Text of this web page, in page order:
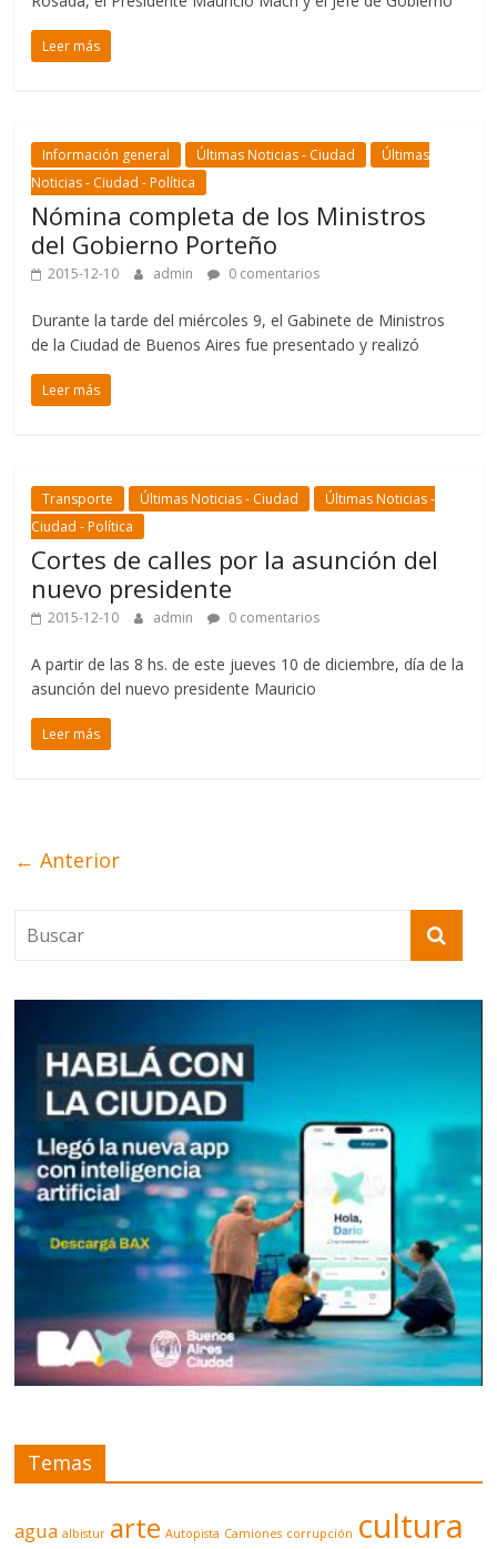
Leer más
Información general Últimas Noticias - Ciudad
Últimas
Noticias - Ciudad - Política
Nómina completa de los Ministros
del Gobierno Porteño
2015-12-10 admin 0 comentarios
Durante la tarde del miércoles 9, el Gabinete de Ministros
de la Ciudad de Buenos Aires fue presentado y realizó
Leer más
Transporte Últimas Noticias - Ciudad
Últimas Noticias -
Ciudad - Política
Cortes de calles por la asunción del
nuevo presidente
2015-12-10 admin 0 comentarios
A partir de las 8 hs. de este jueves 10 de diciembre, día de la
asunción del nuevo presidente Mauricio
Leer más
← Anterior
Temas
agua albistur arte Autopista Camiones corrupción cultura